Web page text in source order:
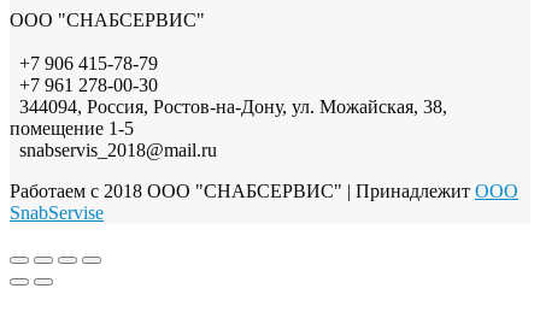
ООО "СНАБСЕРВИС"
+7 906 415-78-79
+7 961 278-00-30
344094, Россия, Ростов-на-Дону, ул. Можайская, 38,
помещение 1-5
snabservis_2018@mail.ru
Работаем с 2018 ООО "СНАБСЕРВИС" | Принадлежит OOO
SnabServise